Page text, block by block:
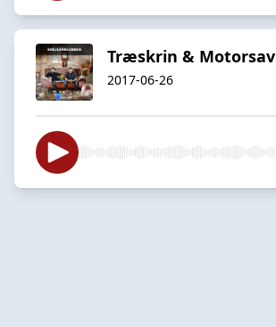
Træskrin & Motorsav
2017-06-26